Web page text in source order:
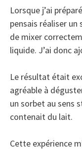
Lorsque j’ai
pensais réaliser
de mixer
liquide. J’ai donc
Le résultat était
agréable à
un sorbet au sens
contenait du lait.
Cette expérience